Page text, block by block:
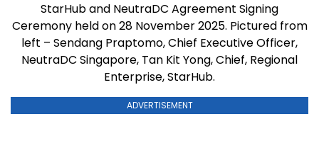
StarHub and NeutraDC Agreement Signing
Ceremony held on 28 November 2025. Pictured from
left – Sendang Praptomo, Chief Executive Officer,
NeutraDC Singapore, Tan Kit Yong, Chief, Regional
Enterprise, StarHub.
ADVERTISEMENT